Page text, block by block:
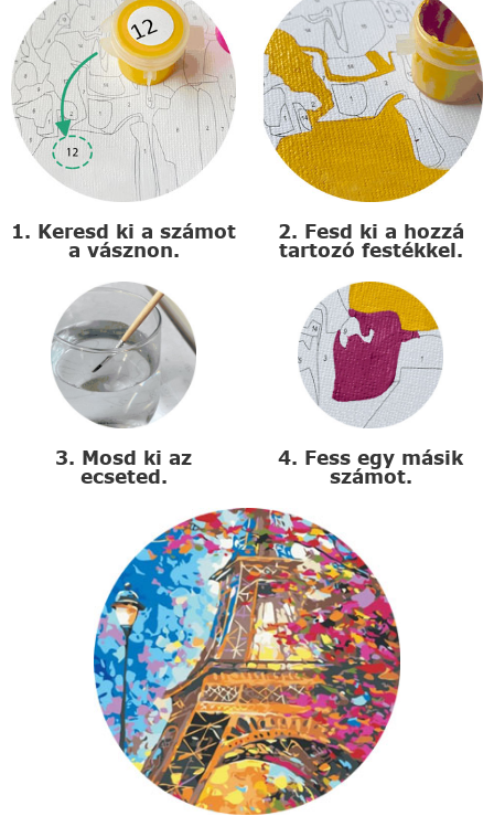
1. Keresd ki a számot
a vásznon.
2. Fesd ki a hozzá
tartozó festékkel.
3. Mosd ki az
ecseted.
4. Fess egy másik
számot.